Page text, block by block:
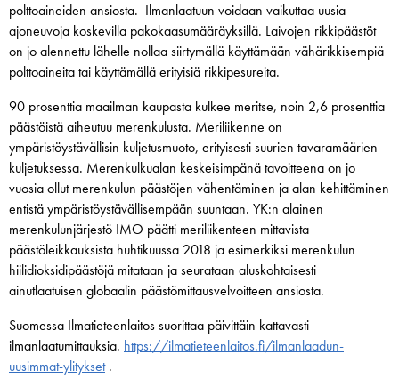
polttoaineiden ansiosta. Ilmanlaatuun voidaan vaikuttaa uusia
ajoneuvoja koskevilla pakokaasumääräyksillä. Laivojen rikkipäästöt
on jo alennettu lähelle nollaa siirtymällä käyttämään vähärikkisempiä
polttoaineita tai käyttämällä erityisiä rikkipesureita.
90 prosenttia maailman kaupasta kulkee meritse, noin 2,6 prosenttia
päästöistä aiheutuu merenkulusta. Meriliikenne on
ympäristöystävällisin kuljetusmuoto, erityisesti suurien tavaramäärien
kuljetuksessa. Merenkulkualan keskeisimpänä tavoitteena on jo
vuosia ollut merenkulun päästöjen vähentäminen ja alan kehittäminen
entistä ympäristöystävällisempään suuntaan. YK:n alainen
merenkulunjärjestö IMO päätti meriliikenteen mittavista
päästöleikkauksista huhtikuussa 2018 ja esimerkiksi merenkulun
hiilidioksidipäästöjä mitataan ja seurataan aluskohtaisesti
ainutlaatuisen globaalin päästömittausvelvoitteen ansiosta.
Suomessa Ilmatieteenlaitos suorittaa päivittäin kattavasti
ilmanlaatumittauksia. https://ilmatieteenlaitos.fi/ilmanlaadun-
uusimmat-ylitykset.